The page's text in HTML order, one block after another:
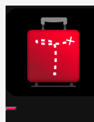
content